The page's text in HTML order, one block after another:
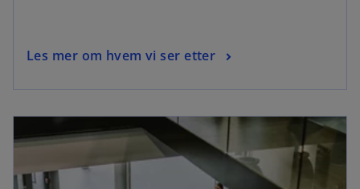
Les mer om hvem vi ser etter